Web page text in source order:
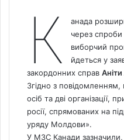
К анада
через
виборчий
йдеться у
закордонних справ
Згідно з
осіб та дві організації,
росії, спрямованих на
уряду Молдови».
У МЗС Канади зазначили,